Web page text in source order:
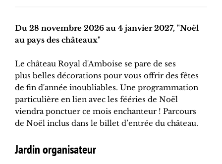
Du 28 novembre 2026 au 4 janvier 2027, "Noël
au pays des châteaux"
Le château Royal d'Amboise se pare de ses
plus belles décorations pour vous offrir des fêtes
de fin d'année inoubliables. Une programmation
particulière en lien avec les fééries de Noël
viendra ponctuer ce mois enchanteur ! Parcours
de Noël inclus dans le billet d’entrée du château.
Jardin organisateur